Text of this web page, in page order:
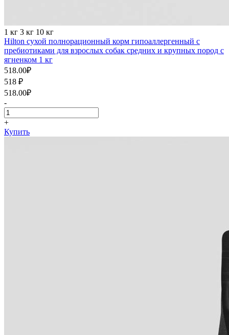
1 кг 3 кг 10 кг
Hilton cухой полнорационный корм гипоаллергенный с
пребиотиками для взрослых собак средних и крупных пород с
ягненком 1 кг
518.00₽
518 ₽
518.00₽
-
+
Купить